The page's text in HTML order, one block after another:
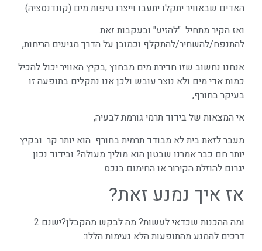
האדים שבאוויר יתקלו יתעבו וייצרו טיפות מים (קונדנסציה)
ואז הקיר מתחיל "להזיע" ובעקבות זאת
להתנפח/להשחיר/להתקלף וכמובן על הדרך מגיעים הריחות,
אנחנו נחשוב שזו חדירת מים מבחוץ ,בקיץ האוויר יכול להכיל
כמות אדי מים ולא נוצר עובש ולכן אנו נתקלים בתופעה זו
בעיקר בחורף,
אי המצאות של בידוד תרמי גורמת לבעיה,
מעבר לזאת בית לא מבודד תרמית בחורף הוא יותר קר ובקיץ
יותר חם כבר אמרנו שבטון הוא מוליך מעולה? ובידוד נכון
יגרום להוזלת הקירור או החימום בנכס .
אז איך נמנע זאת?
ומה ההכנות שכדאי לעשות? מה לבקש מהקבלן?ישנם 2
דרכים להמנע מהתופעות הלא נעימות הללו: